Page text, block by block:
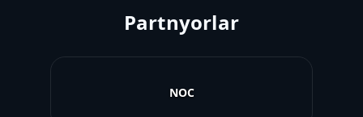
Partnyorlar
Paralympic